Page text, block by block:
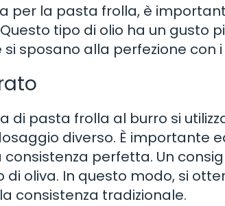
per la pasta frolla, è
tipo di olio ha un gusto
sposano alla perfezione con
di pasta frolla al burro si
diverso. È importante
perfetta. Un
di oliva. In questo modo, si
consistenza tradizionale.